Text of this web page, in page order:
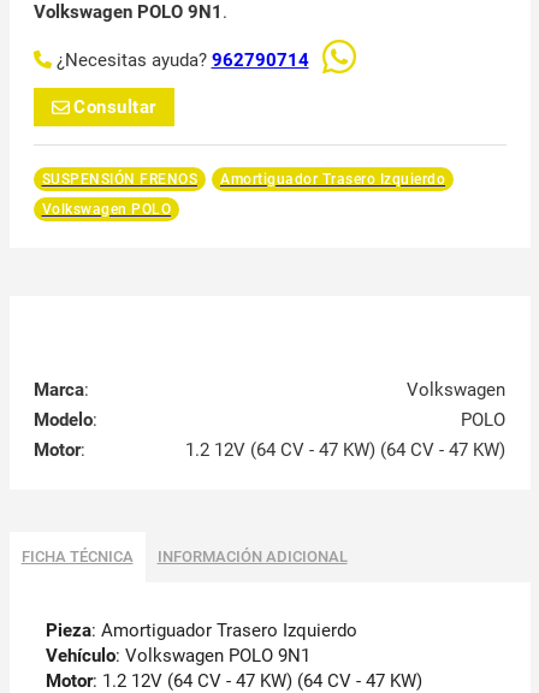
Volkswagen POLO 9N1 .
¿Necesitas ayuda? 962790714
Consultar
SUSPENSIÓN FRENOS
Amortiguador Trasero Izquierdo
Volkswagen POLO
Marca:
Volkswagen
Modelo:
POLO
Motor: 1.2 12V (64 CV - 47 KW) (64 CV - 47 KW)
FICHA TÉCNICA INFORMACIÓN ADICIONAL
Pieza: Amortiguador Trasero Izquierdo
Vehículo: Volkswagen POLO 9N1
Motor: 1.2 12V (64 CV - 47 KW) (64 CV - 47 KW)